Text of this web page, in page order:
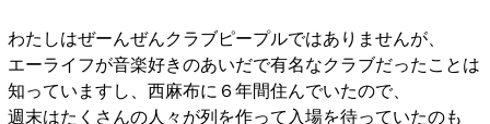
わたしはぜーんぜんクラブピープルではありませんが、
エーライフが音楽好きのあいだで有名なクラブだったことは
知っていますし、西麻布に６年間住んでいたので、
週末はたくさんの人々が列を作って入場を待っていたのも